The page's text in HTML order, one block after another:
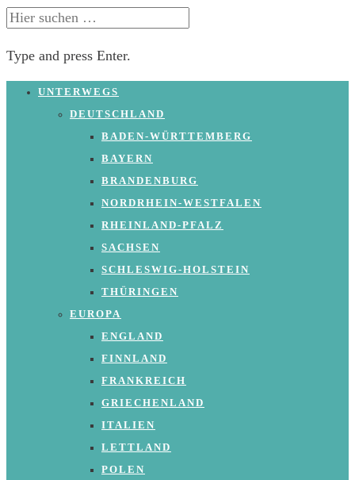
SUCHE
Type and press Enter.
Skip
UNTERWEGS
DEUTSCHLAND
BADEN-WÜRTTEMBERG
BAYERN
BRANDENBURG
NORDRHEIN-WESTFALEN
RHEINLAND-PFALZ
SACHSEN
SCHLESWIG-HOLSTEIN
THÜRINGEN
EUROPA
ENGLAND
FINNLAND
FRANKREICH
GRIECHENLAND
ITALIEN
LETTLAND
POLEN